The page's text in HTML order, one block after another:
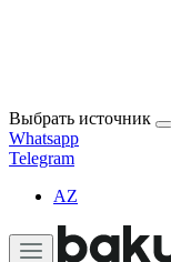
Выбрать источник
Whatsapp
Telegram
AZ